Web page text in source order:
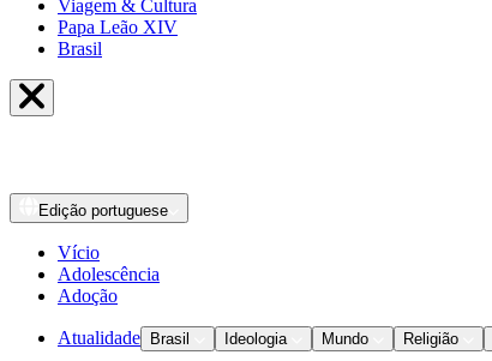
Viagem & Cultura
Papa Leão XIV
Brasil
Edição portuguese
Vício
Adolescência
Adoção
Atualidade Brasil Ideologia Mundo Religião